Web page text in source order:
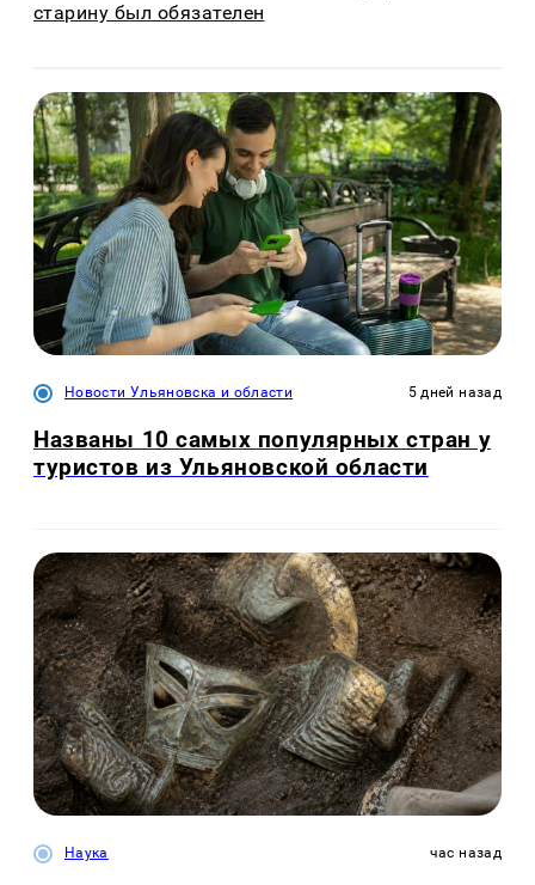
старину был обязателен
Новости Ульяновска и области 5 дней назад
Названы 10 самых популярных стран у
туристов из Ульяновской области
Наука час назад